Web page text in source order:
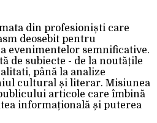
din profesioniști care
deosebit pentru
evenimentelor semnificative.
de subiecte - de la noutățile
până la analize
cultural și literar. Misiunea
articole care îmbină
informațională și puterea